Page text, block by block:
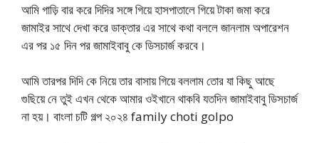
আমি গাড়ি বার করে দিদির সঙ্গে গিয়ে হাসপাতালে গিয়ে টাকা জমা করে
জামাইর সাথে দেখা করে ডাক্তার এর সাথে কথা বললে জানলাম অপারেশন
এর পর ১৫ দিন পর জামাইবাবু কে ডিসচার্জ করবে।
আমি তারপর দিদি কে নিয়ে তার বাসায় গিয়ে বললাম তোর যা কিছু আছে
গুছিয়ে নে তুই এখন থেকে আমার ওইখানে থাকবি যতদিন জামাইবাবু ডিসচার্জ
না হয়। বাংলা চটি গল্প ২০২৪ family choti golpo